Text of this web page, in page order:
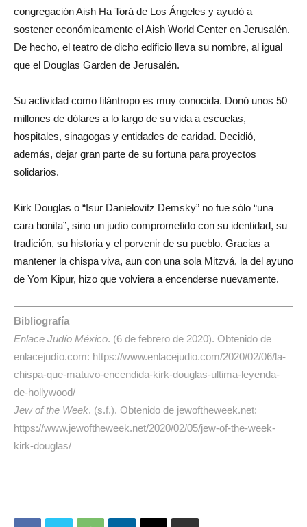
congregación Aish Ha Torá de Los Ángeles y ayudó a
sostener económicamente el Aish World Center en Jerusalén.
De hecho, el teatro de dicho edificio lleva su nombre, al igual
que el Douglas Garden de Jerusalén.
Su actividad como filántropo es muy conocida. Donó unos 50
millones de dólares a lo largo de su vida a escuelas,
hospitales, sinagogas y entidades de caridad. Decidió,
además, dejar gran parte de su fortuna para proyectos
solidarios.
Kirk Douglas o “Isur Danielovitz Demsky” no fue sólo “una
cara bonita”, sino un judío comprometido con su identidad, su
tradición, su historia y el porvenir de su pueblo. Gracias a
mantener la chispa viva, aun con una sola Mitzvá, la del ayuno
de Yom Kipur, hizo que volviera a encenderse nuevamente.
Bibliografía
Enlace Judío México. (6 de febrero de 2020). Obtenido de
enlacejudío.com: https://www.enlacejudio.com/2020/02/06/la-
chispa-que-matuvo-encendida-kirk-douglas-ultima-leyenda-
de-hollywood/
Jew of the Week. (s.f.). Obtenido de jewoftheweek.net:
https://www.jewoftheweek.net/2020/02/05/jew-of-the-week-
kirk-douglas/